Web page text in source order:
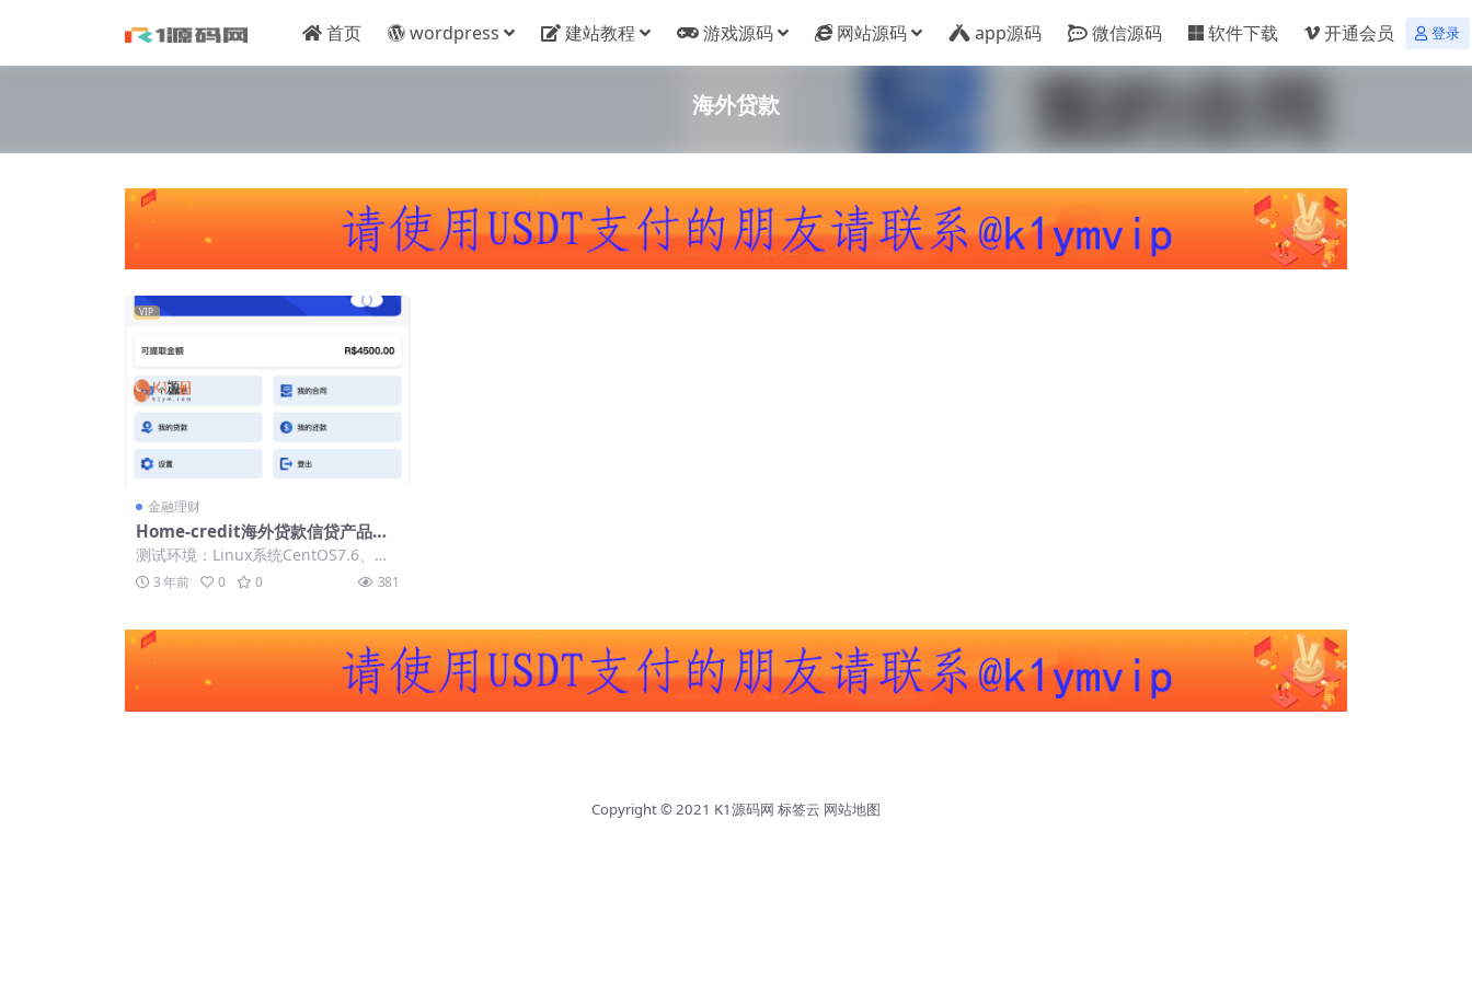
首页 wordpress 建站教程 游戏源码 网站源码 app源码 微信源码 软件下载 开通会员 登录
海外贷款
VIP
金融理财
Home-credit海外贷款信贷产品源
码/用户自定义弹窗消息/vue编译后
前端
测试环境：Linux系统CentOS7.6、宝
塔、PHP7.3、MySQL5.6...
3 年前 0 0 381
Copyright © 2021 K1源码网 标签云 网站地图